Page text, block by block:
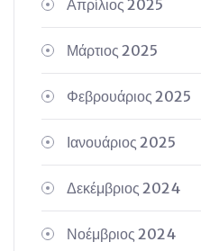
Απρίλιος 2025
Μάρτιος 2025
Φεβρουάριος 2025
Ιανουάριος 2025
Δεκέμβριος 2024
Νοέμβριος 2024